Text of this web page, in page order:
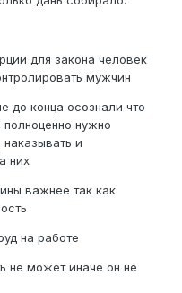
для закона человек
мужчин
до конца осознали что
нужно
и
них
важнее так как
на работе
не может иначе он не